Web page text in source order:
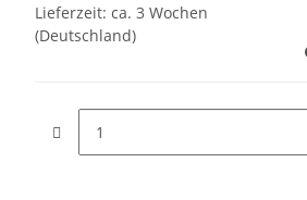
Lieferzeit: ca. 3 Wochen
(Deutschland)